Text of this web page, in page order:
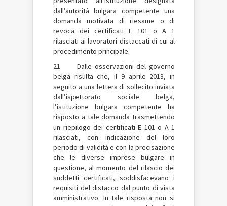
dall’autorità bulgara competente una
domanda motivata di riesame o di
revoca dei certificati E 101 o A 1
rilasciati ai lavoratori distaccati di cui al
procedimento principale.
21 Dalle osservazioni del governo
belga risulta che, il 9 aprile 2013, in
seguito a una lettera di sollecito inviata
dall’ispettorato sociale belga,
l’istituzione bulgara competente ha
risposto a tale domanda trasmettendo
un riepilogo dei certificati E 101 o A 1
rilasciati, con indicazione del loro
periodo di validità e con la precisazione
che le diverse imprese bulgare in
questione, al momento del rilascio dei
suddetti certificati, soddisfacevano i
requisiti del distacco dal punto di vista
amministrativo. In tale risposta non si